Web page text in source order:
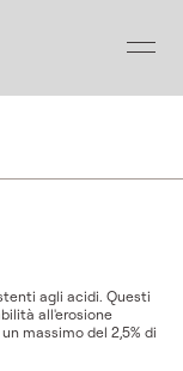
agli acidi. Questi
all'erosione
massimo del 2,5% di